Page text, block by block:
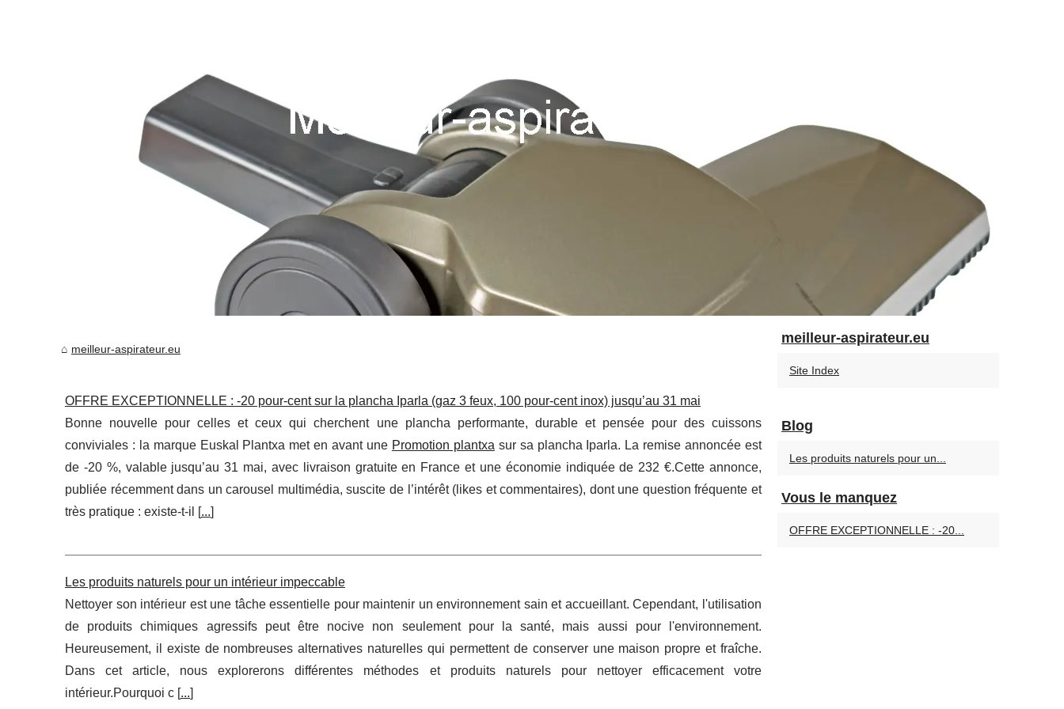
meilleur-aspirateur.eu
OFFRE EXCEPTIONNELLE : -20 pour-cent sur la plancha Iparla (gaz 3 feux, 100 pour-cent inox) jusqu’au 31 mai
Bonne nouvelle pour celles et ceux qui cherchent une plancha performante, durable et pensée pour des cuissons
conviviales : la marque Euskal Plantxa met en avant une Promotion plantxa sur sa plancha Iparla. La remise annoncée est
de -20 %, valable jusqu’au 31 mai, avec livraison gratuite en France et une économie indiquée de 232 €.Cette annonce,
publiée récemment dans un carousel multimédia, suscite de l’intérêt (likes et commentaires), dont une question fréquente et
très pratique : existe-t-il [...]
Les produits naturels pour un intérieur impeccable
Nettoyer son intérieur est une tâche essentielle pour maintenir un environnement sain et accueillant. Cependant, l'utilisation
de produits chimiques agressifs peut être nocive non seulement pour la santé, mais aussi pour l'environnement.
Heureusement, il existe de nombreuses alternatives naturelles qui permettent de conserver une maison propre et fraîche.
Dans cet article, nous explorerons différentes méthodes et produits naturels pour nettoyer efficacement votre
intérieur.Pourquoi c [...]
meilleur-aspirateur.eu
Site Index
Blog
Les produits naturels pour un...
Vous le manquez
OFFRE EXCEPTIONNELLE : -20...